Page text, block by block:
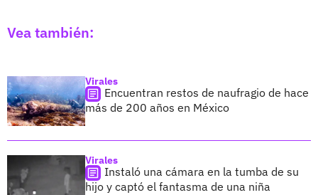
Vea también:
Virales
Encuentran restos de naufragio de hace
más de 200 años en México
Virales
Instaló una cámara en la tumba de su
hijo y captó el fantasma de una niña